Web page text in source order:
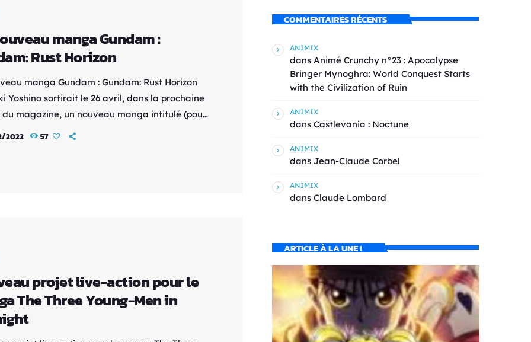
manga Gundam :
Rust Horizon
manga Gundam : Gundam: Rust Horizon
Yoshino sortirait le 26 avril, dans la prochaine
magazine, un nouveau manga intitulé (pour
Kidô Senshi Gundam: Rust Horizon. Yoshino
2022 57
projet live-action pour le
The Three Young-Men in
COMMENTAIRES RÉCENTS
ANIMIX
dans Animé Crunchy n°23 : Apocalypse
Bringer Mynoghra: World Conquest Starts
with the Civilization of Ruin
ANIMIX
dans Castlevania : Noctune
ANIMIX
dans Jean-Claude Corbel
ANIMIX
dans Claude Lombard
ARTICLE À LA UNE !